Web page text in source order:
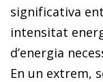
significativa
intensitat
d’energia
En un extrem,